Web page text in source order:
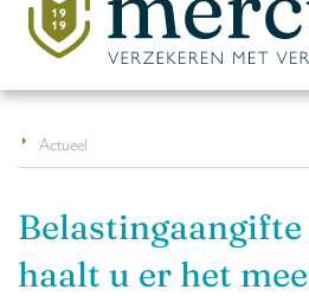
Actueel
Belastingaangifte
haalt u er het